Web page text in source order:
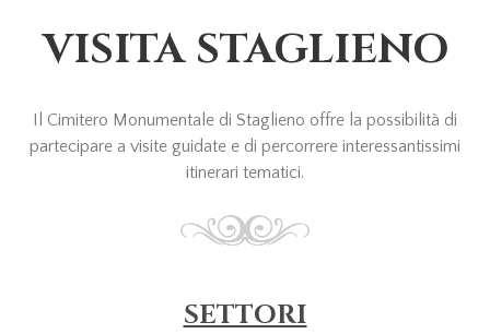
VISITA STAGLIENO
Il Cimitero Monumentale di Staglieno offre la possibilità di
partecipare a visite guidate e di percorrere interessantissimi
itinerari tematici.
SETTORI